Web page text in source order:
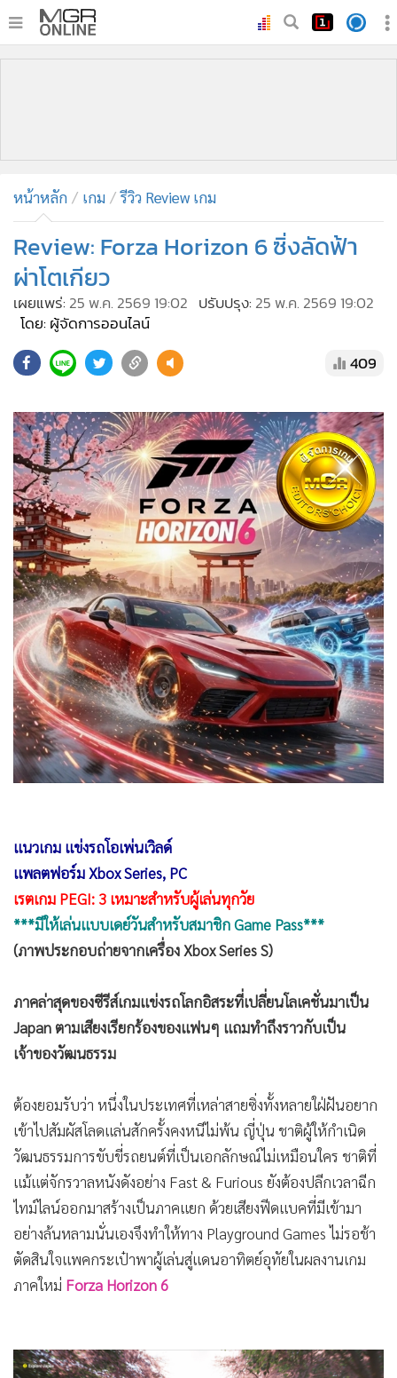
• บันเทิง
• คอลัมนิสต์
• ละคร
CbizReview
• ผู้จัดกวน
• Green Innovation & SD
• Management & HR
• MGR Live
• Infographic
• การเมือง
• ท่องเที่ยว
• กีฬา
• ต่างประเทศ
• Special Scoop
• เศรษฐกิจ-ธุรกิจ
• จีน
• ชุมชน-คุณภาพชีวิต
• อาชญากรรม
• Motoring
วิทยาศาสตร์
• SMEs
• หุ้น
• อินโดจีน
• กองทุนรวม
• Factcheck
• ญี่ปุ่น
• News1
หน้าหลัก เกม รีวิว Review เกม
Review: Forza Horizon 6 ซิ่งลัดฟ้า
ผ่าโตเกียว
เผยแพร่: 25 พ.ค. 2569 19:02 ปรับปรุง: 25 พ.ค. 2569 19:02
โดย: ผู้จัดการออนไลน์
409
เรตเกม PEGI: 3 เหมาะสำหรับผู้เล่นทุกวัย
***มีให้เล่นแบบเดย์วันสำหรับสมาชิก Game Pass***
(ภาพประกอบถ่ายจากเครื่อง Xbox Series S)
ภาคล่าสุดของซีรีส์เกมแข่งรถโลกอิสระที่เปลี่ยนโลเคชั่นมาเป็น
เจ้าของวัฒนธรรม
ต้องยอมรับว่า หนึ่งในประเทศที่เหล่าสายซิ่งทั้งหลายใฝ่ฝันอยาก
วัฒนธรรมการขับขี่รถยนต์ที่เป็นเอกลักษณ์ไม่เหมือนใคร ชาติที่
แม้แต่จักรวาลหนังดังอย่าง Fast & Furious ยังต้องปลีกเวลาฉีก
ไทม์ไลน์ออกมาสร้างเป็นภาคแยก ด้วยเสียงฟีดแบคที่มีเข้ามา
อย่างล้นหลามนั่นเองจึงทำให้ทาง Playground Games ไม่รอช้า
ตัดสินใจแพคกระเป๋าพาผู้เล่นสู่แดนอาทิตย์อุทัยในผลงานเกม
ภาคใหม่Forza Horizon 6